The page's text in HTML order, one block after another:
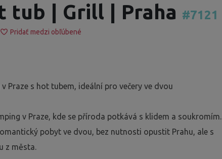
tub | Grill | Praha #7121
Pridať medzi obľúbené
Praze s hot tubem, ideální pro večery ve dvou
v Praze, kde se příroda potkává s klidem a soukromím.
pobyt ve dvou, bez nutnosti opustit Prahu, ale s
z města.